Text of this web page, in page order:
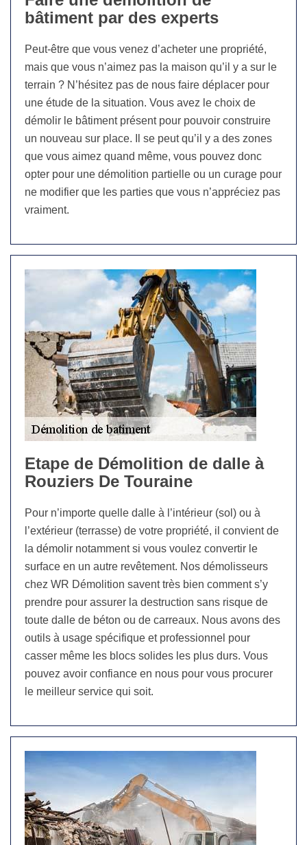
bâtiment par des experts
Peut-être que vous venez d’acheter une propriété,
mais que vous n’aimez pas la maison qu’il y a sur le
terrain ? N’hésitez pas de nous faire déplacer pour
une étude de la situation. Vous avez le choix de
démolir le bâtiment présent pour pouvoir construire
un nouveau sur place. Il se peut qu’il y a des zones
que vous aimez quand même, vous pouvez donc
opter pour une démolition partielle ou un curage pour
ne modifier que les parties que vous n’appréciez pas
vraiment.
Etape de Démolition de dalle à
Rouziers De Touraine
Pour n’importe quelle dalle à l’intérieur (sol) ou à
l’extérieur (terrasse) de votre propriété, il convient de
la démolir notamment si vous voulez convertir le
surface en un autre revêtement. Nos démolisseurs
chez WR Démolition savent très bien comment s’y
prendre pour assurer la destruction sans risque de
toute dalle de béton ou de carreaux. Nous avons des
outils à usage spécifique et professionnel pour
casser même les blocs solides les plus durs. Vous
pouvez avoir confiance en nous pour vous procurer
le meilleur service qui soit.